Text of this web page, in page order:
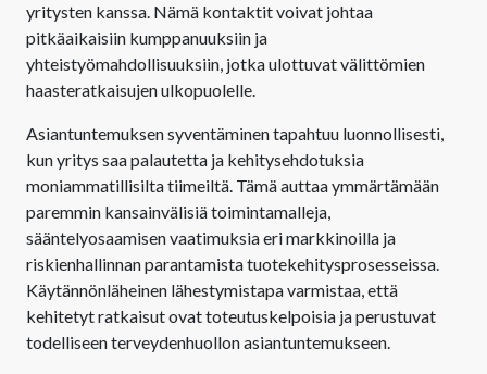
yritysten kanssa. Nämä kontaktit voivat johtaa
pitkäaikaisiin kumppanuuksiin ja
yhteistyömahdollisuuksiin, jotka ulottuvat välittömien
haasteratkaisujen ulkopuolelle.
Asiantuntemuksen syventäminen tapahtuu luonnollisesti,
kun yritys saa palautetta ja kehitysehdotuksia
moniammatillisilta tiimeiltä. Tämä auttaa ymmärtämään
paremmin kansainvälisiä toimintamalleja,
sääntelyosaamisen vaatimuksia eri markkinoilla ja
riskienhallinnan parantamista tuotekehitysprosesseissa.
Käytännönläheinen lähestymistapa varmistaa, että
kehitetyt ratkaisut ovat toteutuskelpoisia ja perustuvat
todelliseen terveydenhuollon asiantuntemukseen.